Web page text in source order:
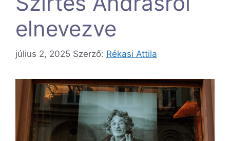
elnevezve
július 2, 2025 Szerző: Rékasi Attila